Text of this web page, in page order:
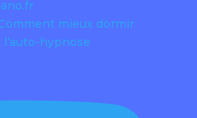
mieux dormir
hypnose